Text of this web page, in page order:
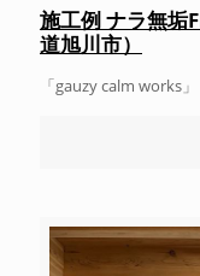
施工例 ナラ無
道旭川市）
「gauzy calm works